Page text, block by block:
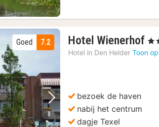
Volgende foto
7.2
Goed Hotel Wienerhof 2
, 3
Hotel in Den Helder Toon
bezoek de haven
nabij het centrum
dagje Texel